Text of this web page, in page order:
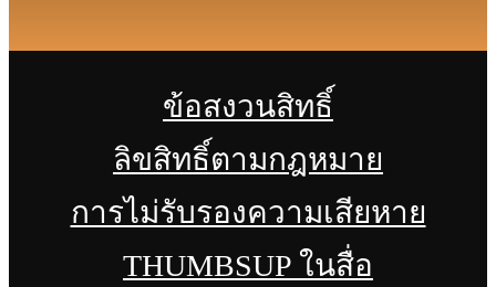
ข้อสงวนสิทธิ์
ลิขสิทธิ์ตามกฎหมาย
การไม่รับรองความเสียหาย
THUMBSUP ในสื่อ